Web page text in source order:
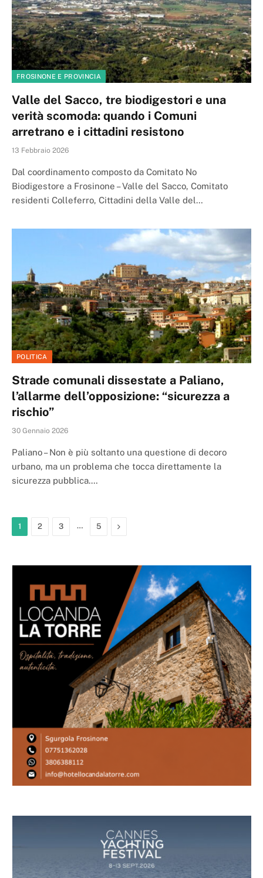
FROSINONE E PROVINCIA
Valle del Sacco, tre biodigestori e una
verità scomoda: quando i Comuni
arretrano e i cittadini resistono
13 Febbraio 2026
Dal coordinamento composto da Comitato No
Biodigestore a Frosinone – Valle del Sacco, Comitato
residenti Colleferro, Cittadini della Valle del…
POLITICA
Strade comunali dissestate a Paliano,
l’allarme dell’opposizione: “sicurezza a
rischio”
30 Gennaio 2026
Paliano – Non è più soltanto una questione di decoro
urbano, ma un problema che tocca direttamente la
sicurezza pubblica.…
1 2 3 … 5 Next